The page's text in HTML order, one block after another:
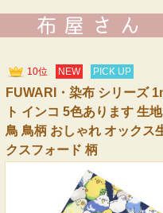
10位 NEW PICK UP
FUWARI・染布 シリーズ
ト インコ 5色あります 生
鳥 鳥柄 おしゃれ オックス
クスフォード 柄